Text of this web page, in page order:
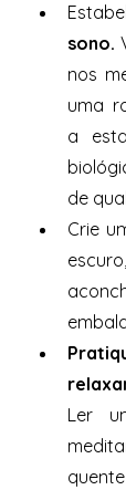
sono.
nos
uma
a
de
Crie
Ler